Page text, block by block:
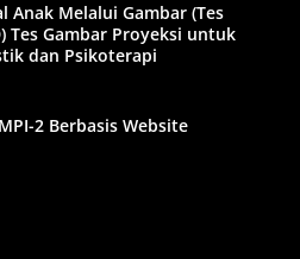
Anak Melalui Gambar (Tes
Tes Gambar Proyeksi untuk
dan Psikoterapi
2 Berbasis Website